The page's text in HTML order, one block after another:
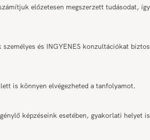
előzetesen megszerzett tudásodat,
személyes és INGYENES konzultációkat
is könnyen elvégezheted a tanfolyamot.
képzéseink esetében, gyakorlati helyet